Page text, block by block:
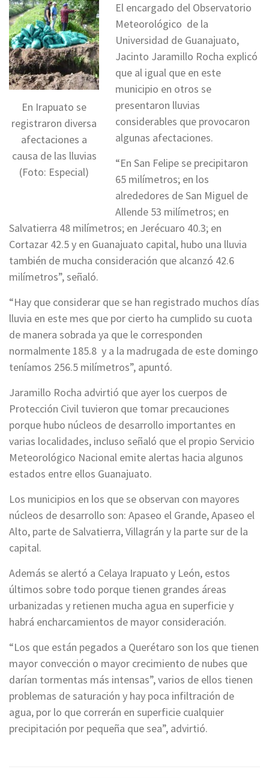
En Irapuato se
registraron diversa
afectaciones a
causa de las lluvias
(Foto: Especial)
El encargado del Observatorio
Meteorológico de la
Universidad de Guanajuato,
Jacinto Jaramillo Rocha explicó
que al igual que en este
municipio en otros se
presentaron lluvias
considerables que provocaron
algunas afectaciones.
“En San Felipe se precipitaron
65 milímetros; en los
alrededores de San Miguel de
Allende 53 milímetros; en
Salvatierra 48 milímetros; en Jerécuaro 40.3; en
Cortazar 42.5 y en Guanajuato capital, hubo una lluvia
también de mucha consideración que alcanzó 42.6
milímetros”, señaló.
“Hay que considerar que se han registrado muchos días
lluvia en este mes que por cierto ha cumplido su cuota
de manera sobrada ya que le corresponden
normalmente 185.8 y a la madrugada de este domingo
teníamos 256.5 milímetros”, apuntó.
Jaramillo Rocha advirtió que ayer los cuerpos de
Protección Civil tuvieron que tomar precauciones
porque hubo núcleos de desarrollo importantes en
varias localidades, incluso señaló que el propio Servicio
Meteorológico Nacional emite alertas hacia algunos
estados entre ellos Guanajuato.
Los municipios en los que se observan con mayores
núcleos de desarrollo son: Apaseo el Grande, Apaseo el
Alto, parte de Salvatierra, Villagrán y la parte sur de la
capital.
Además se alertó a Celaya Irapuato y León, estos
últimos sobre todo porque tienen grandes áreas
urbanizadas y retienen mucha agua en superficie y
habrá encharcamientos de mayor consideración.
“Los que están pegados a Querétaro son los que tienen
mayor convección o mayor crecimiento de nubes que
darían tormentas más intensas”, varios de ellos tienen
problemas de saturación y hay poca infiltración de
agua, por lo que correrán en superficie cualquier
precipitación por pequeña que sea”, advirtió.